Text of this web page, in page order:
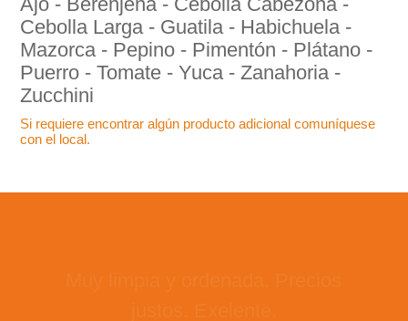
Cebolla Larga - Guatila - Habichuela -
Mazorca - Pepino - Pimentón - Plátano -
Puerro - Tomate - Yuca - Zanahoria -
Zucchini
Si requiere encontrar algún producto adicional comuníquese
con el local.